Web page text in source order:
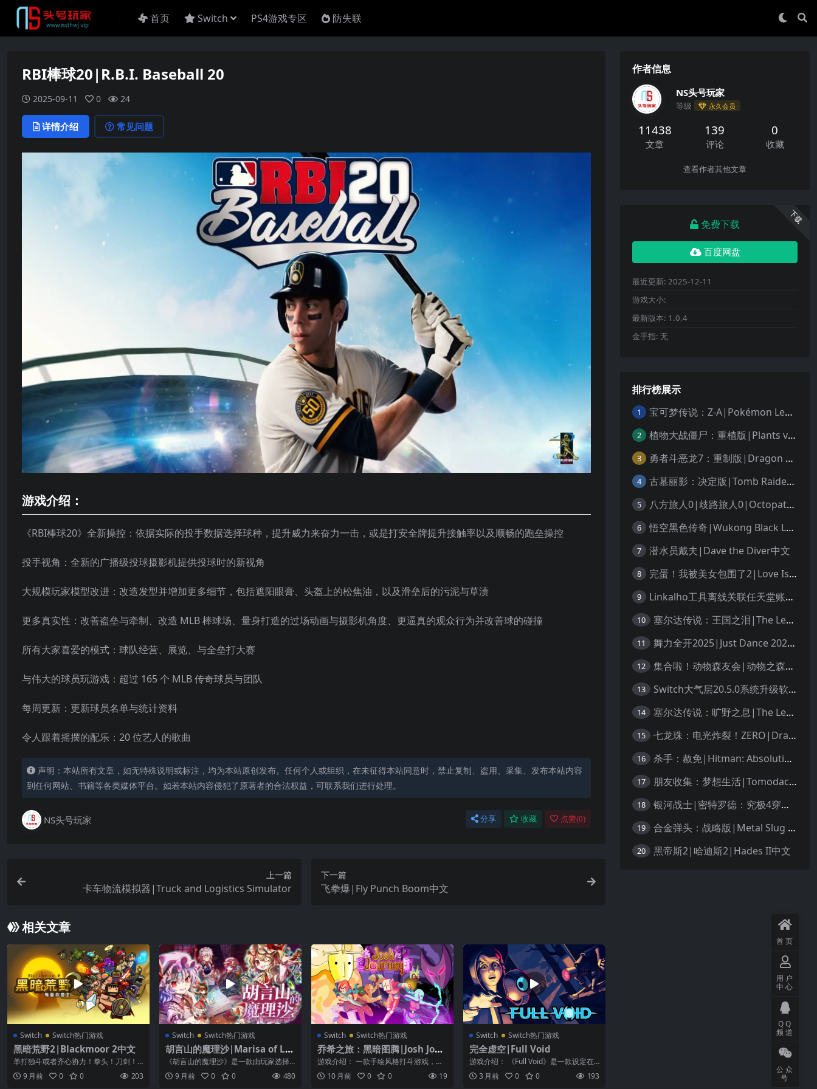
首页 Switch PS4游戏专区 防失联
RBI棒球20|R.B.I. Baseball 20
2025-09-11 0 24
详情介绍 常见问题
游戏介绍：
《RBI棒球20》全新操控：依据实际的投手数据选择球种，提升威力来奋力一击，或是打安全牌提升接触率以及顺畅的跑垒操控
投手视角：全新的广播级投球摄影机提供投球时的新视角
大规模玩家模型改进：改造发型并增加更多细节，包括遮阳眼膏、头盔上的松焦油，以及滑垒后的污泥与草渍
更多真实性：改善盗垒与牵制、改造 MLB 棒球场、量身打造的过场动画与摄影机角度、更逼真的观众行为并改善球的碰撞
所有大家喜爱的模式：球队经营、展览、与全垒打大赛
与伟大的球员玩游戏：超过 165 个 MLB 传奇球员与团队
每周更新：更新球员名单与统计资料
令人跟着摇摆的配乐：20 位艺人的歌曲
声明：本站所有文章，如无特殊说明或标注，均为本站原创发布。任何个人或组织，在未征得本站同意时，禁止复制、盗用、采集、发布本站内容
到任何网站、书籍等各类媒体平台。如若本站内容侵犯了原著者的合法权益，可联系我们进行处理。
NS头号玩家 分享 收藏 点赞(0)
上一篇
卡车物流模拟器|Truck and Logistics Simulator
下一篇
飞拳爆|Fly Punch Boom中文
相关文章
Switch Switch热门游戏
黑暗荒野2|Blackmoor 2中文
单打独斗或者齐心协力！拳头！刀剑！
魔法！和.. 狗熊！打翻你的敌人！ 九十
年代游...
9 月前 0 0 203
Switch Switch热门游戏
胡言山的魔理沙|Marisa of Lia
rtop Mountain中文
《胡言山的魔理沙》是一款由玩家选择
与骰子指引推动的冒险 RPG。灵梦将踏
入一本奇...
9 月前 0 0 480
Switch Switch热门游戏
乔希之旅：黑暗图腾|Josh Jour
ney: Darkness Totems中文
游戏介绍： 一款手绘风格打斗游戏，讲
述的是四位勇敢的英雄，在合作游戏中
利用自己的...
10 月前 0 0 19
Switch Switch热门游戏
完全虚空|Full Void
游戏介绍： 《Full Void》是一款设定在
末日未来的 2D 电影化平台解谜游...
3 月前 0 0 193
作者信息
NS头号玩家
等级 永久会员
11438
文章
139
评论
0
收藏
查看作者其他文章
下载
免费下载
百度网盘
最近更新: 2025-12-11
游戏大小:
最新版本: 1.0.4
金手指: 无
排行榜展示
1 宝可梦传说：Z-A|Pokémon Legends: Z-A中文
2 植物大战僵尸：重植版|Plants vs. Zombies: Replanted中文
3 勇者斗恶龙7：重制版|Dragon Quest VII Reimagined中文
4 古墓丽影：决定版|Tomb Raider: Definitive Edition中文
5 八方旅人0|歧路旅人0|Octopath Traveler 0中文
6 悟空黑色传奇|Wukong Black Legend
7 潜水员戴夫|Dave the Diver中文
8 完蛋！我被美女包围了2|Love Is All Around 2中文
9 Linkalho工具离线关联任天堂账户教程
10 塞尔达传说：王国之泪|The Legend of Zelda: Tears of the Kingdom中文
11 舞力全开2025|Just Dance 2025中文
12 集合啦！动物森友会|动物之森|Animal Crossing: New Horizons中文
13 Switch大气层20.5.0系统升级软硬破通用教程
14 塞尔达传说：旷野之息|The Legend of Zelda: Breath of the Wild中文
15 七龙珠：电光炸裂！ZERO|Dragon Ball: Sparking! Zero中文
16 杀手：赦免|Hitman: Absolution汉化
17 朋友收集：梦想生活|Tomodachi Life: Living the Dream中文
18 银河战士|密特罗德：究极4穿越未知|Metroid Prime 4: Beyond中文
19 合金弹头：战略版|Metal Slug Tactics中文
20 黑帝斯2|哈迪斯2|Hades II中文
首页
用户
中心
QQ
频道
公众
号